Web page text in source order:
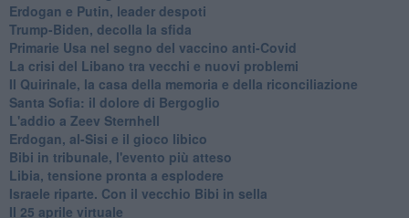
Erdogan e Putin, leader despoti
Trump-Biden, decolla la sfida
Primarie Usa nel segno del vaccino anti-Covid
La crisi del Libano tra vecchi e nuovi problemi
Il Quirinale, la casa della memoria e della riconciliazione
Santa Sofia: il dolore di Bergoglio
L'addio a ​Zeev Sternhell
Erdogan, al-Sisi e il gioco libico
Bibi in tribunale, l'evento più atteso
Libia, tensione pronta a esplodere
Israele riparte. Con il vecchio Bibi in sella
Il 25 aprile virtuale